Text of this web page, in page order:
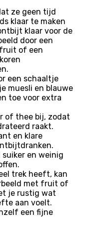
ze geen tijd
klaar te maken
klaar voor de
door een
of een
een schaaltje
muesli en blauwe
toe voor extra
of thee bij, zodat
raakt.
en klare
en weinig
trek heeft, kan
met fruit of
je rustig wat
aan voelt.
een fijne